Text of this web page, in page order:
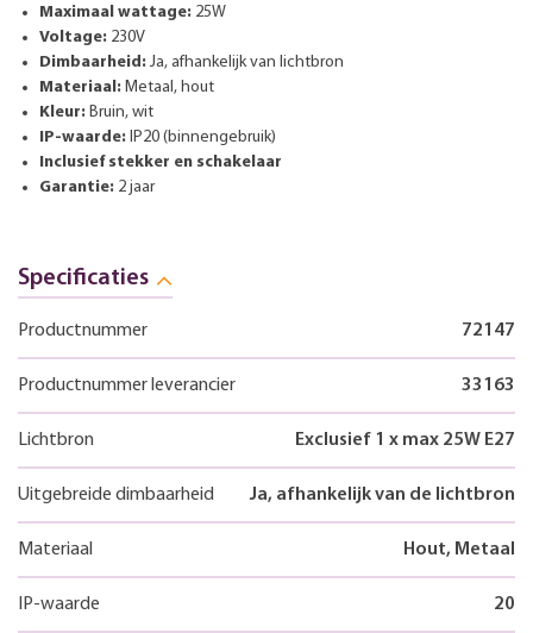
Maximaal wattage: 25W
Voltage: 230V
Dimbaarheid: Ja, afhankelijk van lichtbron
Materiaal: Metaal, hout
Kleur: Bruin, wit
IP-waarde: IP20 (binnengebruik)
Inclusief stekker en schakelaar
Garantie: 2 jaar
Specificaties
Productnummer 72147
Productnummer leverancier 33163
Lichtbron Exclusief 1 x max 25W E27
Uitgebreide dimbaarheid Ja, afhankelijk van de lichtbron
Materiaal Hout, Metaal
IP-waarde 20